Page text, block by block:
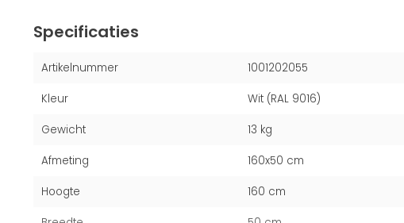
Specificaties
Artikelnummer 1001202055
Kleur Wit (RAL 9016)
Gewicht 13 kg
Afmeting 160x50 cm
Hoogte 160 cm